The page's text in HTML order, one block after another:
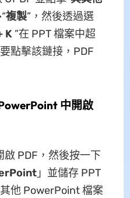
複製”，然後透過選
K”在 PPT 檔案中超
點擊該鏈接，PDF
中開啟
啟 PDF，然後按一下
」並儲存 PPT
他 PowerPoint 檔案